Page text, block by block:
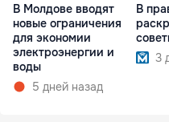
В Молдове вводят
новые ограничения
для экономии
электроэнергии и
воды
5 дней назад
В
3